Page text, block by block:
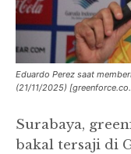
Eduardo Perez saat
(21/11/2025)
Surabaya,
bakal tersaji di